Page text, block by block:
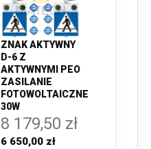
ZNAK AKTYWNY
D-6 Z
AKTYWNYMI PEO
ZASILANIE
FOTOWOLTAICZNE
30W
8 179,50 zł
6 650,00 zł